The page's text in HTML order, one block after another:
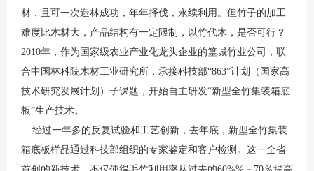
材，且可一次造林成功，年年择伐，永续利用。但竹子的加工
难度比木材大，产品结构有一定限制，以竹代木，是否可行？
2010年，作为国家级农业产业化龙头企业的篁城竹业公司，联
合中国林科院木材工业研究所，承接科技部“863”计划（国家高
技术研究发展计划）子课题，开始自主研发“新型全竹集装箱底
板”生产技术。
经过一年多的反复试验和工艺创新，去年底，新型全竹集装
箱底板样品通过科技部组织的专家鉴定和客户检测。这一全省